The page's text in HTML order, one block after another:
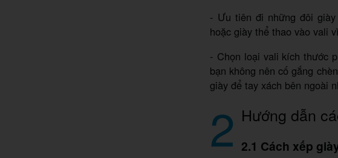
- Ưu tiên đi những đôi
hoặc giày thể thao vào vali
- Chọn loại vali kích thước
bạn không nên cố gắng
giày để tay xách bên ngoài
2 Hướng dẫn
2.1 Cách xếp